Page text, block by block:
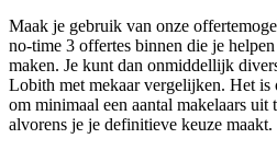
Maak je gebruik van onze
no-time 3 offertes binnen die je helpen
maken. Je kunt dan onmiddellijk
Lobith met mekaar vergelijken. Het is
om minimaal een aantal makelaars uit
alvorens je je definitieve keuze maakt.